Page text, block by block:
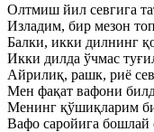
Олтмиш йил севгига
Изладим, бир мезон
Балки, икки дилнинг
Икки дилда ўчмас
Айрилиқ, рашк, риё
Мен фақат вафони
Менинг қўшиқларим
Вафо саройига бошлай